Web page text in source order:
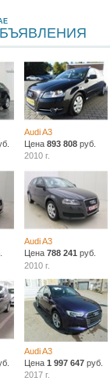
Audi A3
Цена893 808 руб.
2010 г.
Audi A3
Цена788 241 руб.
2010 г.
Audi A3
Цена1 997 647 руб.
2017 г.